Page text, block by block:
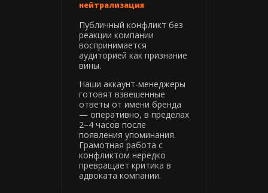
нейтрализация
Публичный конфликт без
реакции компании
воспринимается
аудиторией как признание
вины.
Наши аккаунт-менеджеры
готовят взвешенные
ответы от имени бренда
— оперативно, в пределах
2–4 часов после
появления упоминания.
Грамотная работа с
конфликтом нередко
превращает критика в
адвоката компании.